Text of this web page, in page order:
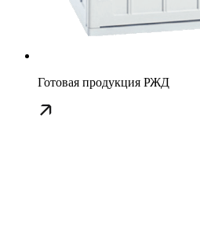
Готовая продукция РЖД